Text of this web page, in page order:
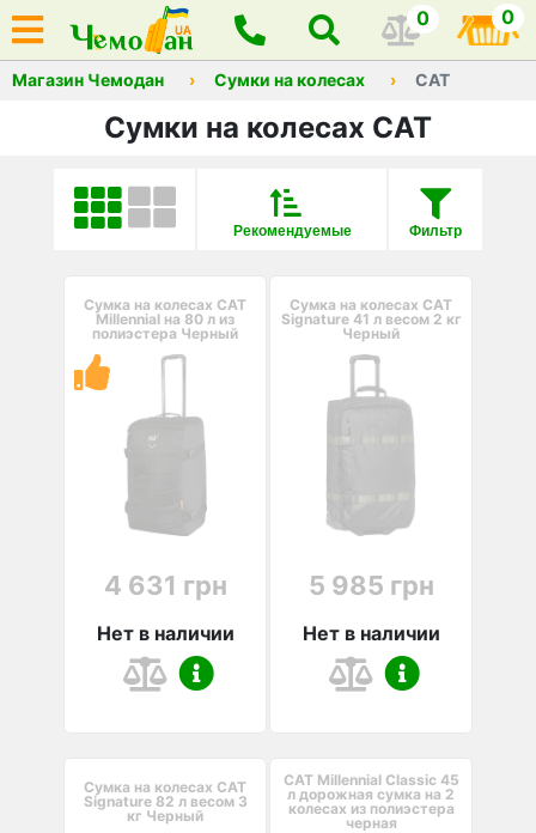
0 0
Магазин Чемодан Сумки на колесах CAT
Сумки на колесах CAT
Фильтр
Рекомендуемые
Сумка на колесах CAT
Millennial на 80 л из
полиэстера Черный
4 631 грн
Нет в наличии
Сумка на колесах CAT
Signature 41 л весом 2 кг
Черный
5 985 грн
Нет в наличии
Сумка на колесах CAT
Signature 82 л весом 3
кг Черный
CAT Millennial Classic 45
л дорожная сумка на 2
колесах из полиэстера
черная